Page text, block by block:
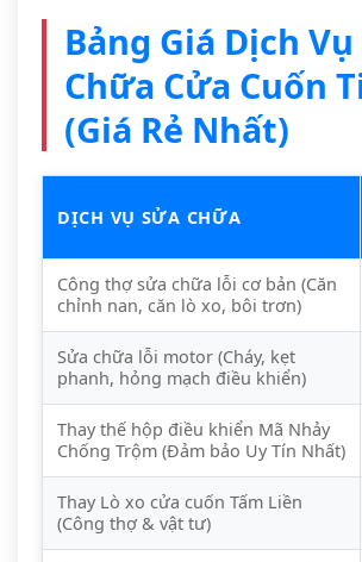
Bảng Giá Dịch
Chữa Cửa Cuốn
(Giá Rẻ Nhất)
DỊCH VỤ SỬA CHỮA
Công thợ sửa chữa lỗi cơ bản (Căn
chỉnh nan, căn lò xo, bôi trơn)
Sửa chữa lỗi motor (Cháy, kẹt
phanh, hỏng mạch điều khiển)
Thay thế hộp điều khiển Mã Nhảy
Chống Trộm (Đảm bảo Uy Tín Nhất)
Thay Lò xo cửa cuốn Tấm Liền
(Công thợ & vật tư)